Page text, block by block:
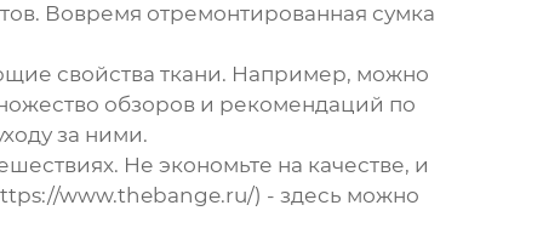
Вовремя отремонтированная сумка
свойства ткани. Например, можно
обзоров и рекомендаций по
за ними.
Не экономьте на качестве, и
www.thebange.ru/) - здесь можно